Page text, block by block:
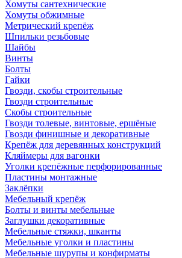
Хомуты сантехнические
Хомуты обжимные
Метрический крепёж
Шпильки резьбовые
Шайбы
Винты
Болты
Гайки
Гвозди, скобы строительные
Гвозди строительные
Скобы строительные
Гвозди толевые, винтовые, ершёные
Гвозди финишные и декоративные
Крепёж для деревянных конструкций
Кляймеры для вагонки
Уголки крепёжные перфорированные
Пластины монтажные
Заклёпки
Мебельный крепёж
Болты и винты мебельные
Заглушки декоративные
Мебельные стяжки, шканты
Мебельные уголки и пластины
Мебельные шурупы и конфирматы